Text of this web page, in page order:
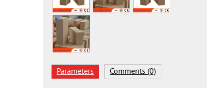
Parameters Comments (0)